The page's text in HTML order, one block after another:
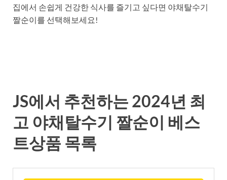
집에서 손쉽게 건강한 식사를 즐기고 싶다면 야채탈수기
짤순이를 선택해보세요!
JS에서 추천하는 2024년 최
고 야채탈수기 짤순이 베스
트상품 목록